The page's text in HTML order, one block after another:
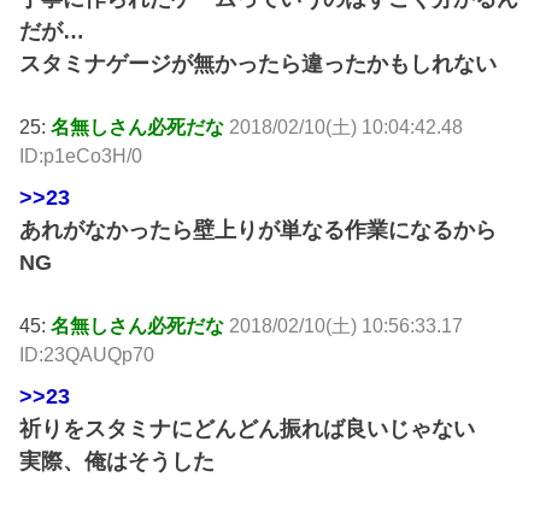
だが…
スタミナゲージが無かったら違ったかもしれない
25:名無しさん必死だな 2018/02/10(土) 10:04:42.48
ID:p1eCo3H/0
>>23
あれがなかったら壁上りが単なる作業になるから
NG
45:名無しさん必死だな 2018/02/10(土) 10:56:33.17
ID:23QAUQp70
>>23
祈りをスタミナにどんどん振れば良いじゃない
実際、俺はそうした